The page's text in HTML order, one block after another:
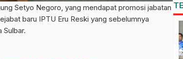
Setyo Negoro, yang mendapat promosi jabatan
baru IPTU Eru Reski yang sebelumnya
Sulbar.